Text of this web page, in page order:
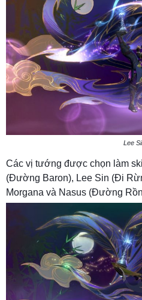
Lee
Các vị tướng được chọn làm
(Đường Baron), Lee Sin (Đi
Morgana và Nasus (Đường